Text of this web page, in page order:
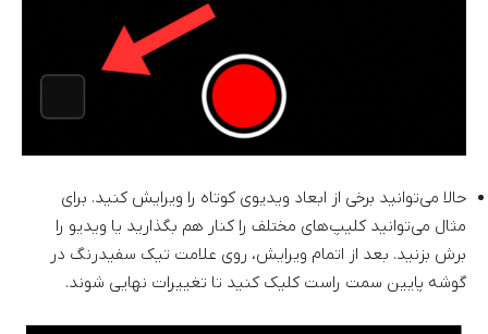
حالا می‌توانید برخی از ابعاد ویدیوی کوتاه را ویرایش کنید. برای
مثال می‌توانید کلیپ‌های مختلف را کنار هم بگذارید یا ویدیو را
برش بزنید. بعد از اتمام ویرایش، روی علامت تیک سفیدرنگ در
گوشه پایین سمت راست کلیک کنید تا تغییرات نهایی شوند.